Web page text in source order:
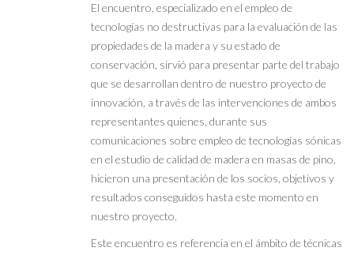
El encuentro, especializado en el empleo de
tecnologías no destructivas para la evaluación de las
propiedades de la madera y su estado de
conservación, sirvió para presentar parte del trabajo
que se desarrollan dentro de nuestro proyecto de
innovación, a través de las intervenciones de ambos
representantes quienes, durante sus
comunicaciones sobre empleo de tecnologías sónicas
en el estudio de calidad de madera en masas de pino,
hicieron una presentación de los socios, objetivos y
resultados conseguidos hasta este momento en
nuestro proyecto.
Este encuentro es referencia en el ámbito de técnicas